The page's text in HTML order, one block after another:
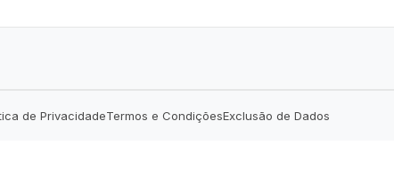
de PrivacidadeTermos e CondiçõesExclusão de Dados